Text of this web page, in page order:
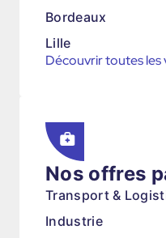
Bordeaux
Lille
Découvrir toutes les
Nos offres
Transport &
Industrie